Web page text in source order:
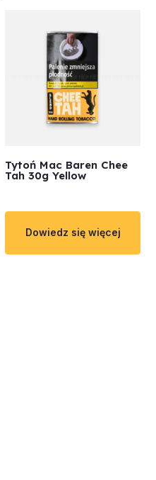
Tytoń Mac Baren Chee
Tah 30g Yellow
Dowiedz się więcej